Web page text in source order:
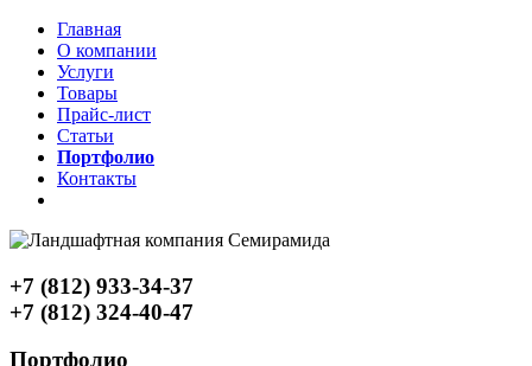
Главная
О компании
Услуги
Товары
Прайс-лист
Статьи
Портфолио
Контакты
+7 (812) 933-34-37
+7 (812) 324-40-47
Портфолио